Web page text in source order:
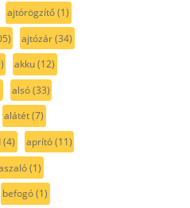
ajtórögzítő(1)
ajtózár(34)
akku(12)
alsó(33)
alátét(7)
(4) aprító(11)
(1)
befogó(1)